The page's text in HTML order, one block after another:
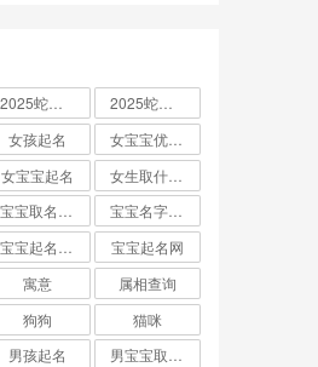
女孩起名
女宝宝起名
宝宝起名网
寓意
属相查询
狗狗
猫咪
男孩起名